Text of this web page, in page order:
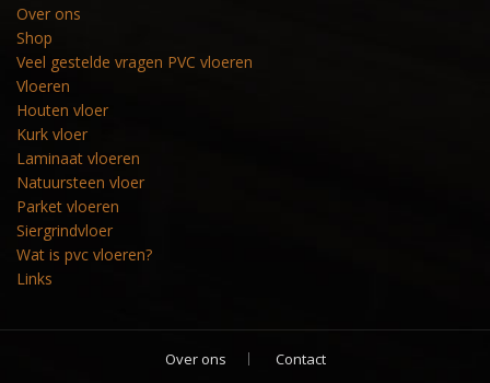
Over ons
Shop
Veel gestelde vragen PVC vloeren
Vloeren
Houten vloer
Kurk vloer
Laminaat vloeren
Natuursteen vloer
Parket vloeren
Siergrindvloer
Wat is pvc vloeren?
Links
Over ons Contact